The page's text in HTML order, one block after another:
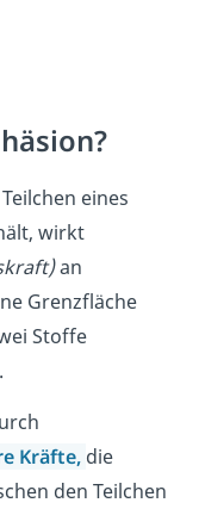
eines
wirkt
an
Grenzfläche
Stoffe
Kräfte, die
den Teilchen